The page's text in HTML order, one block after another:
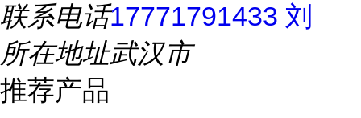
联系电话17771791433 刘
所在地址武汉市
推荐产品